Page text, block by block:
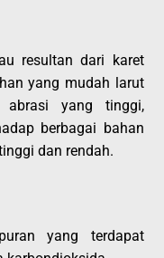
resultan dari karet
yang mudah larut
abrasi yang tinggi,
berbagai bahan
dan rendah.
yang terdapat